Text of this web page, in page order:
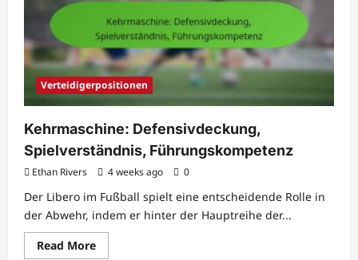
Verteidigerpositionen
Kehrmaschine: Defensivdeckung,
Spielverständnis, Führungskompetenz
Ethan Rivers 4 weeks ago 0
Der Libero im Fußball spielt eine entscheidende Rolle in
der Abwehr, indem er hinter der Hauptreihe der...
Read MoreRead
more